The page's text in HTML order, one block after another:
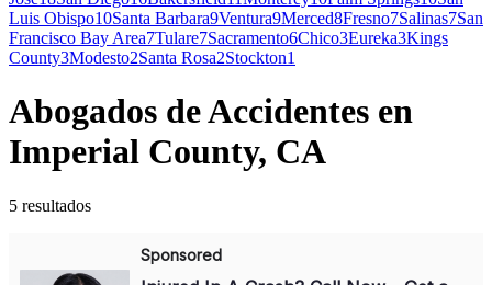
Luis Obispo10Santa Barbara9Ventura9Merced8Fresno7Salinas7San
Francisco Bay Area7Tulare7Sacramento6Chico3Eureka3Kings
County3Modesto2Santa Rosa2Stockton1
Abogados de Accidentes en
Imperial County, CA
5 resultados